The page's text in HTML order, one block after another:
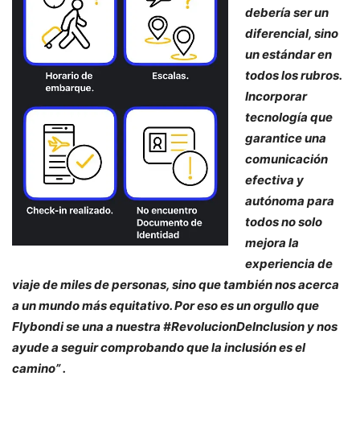
debería ser un
diferencial, sino
un estándar en
todos los rubros.
Incorporar
tecnología que
garantice una
comunicación
efectiva y
autónoma para
todos no solo
mejora la
experiencia de
viaje de miles de personas, sino que también nos acerca
a un mundo más equitativo. Por eso es un orgullo que
Flybondi se una a nuestra #RevolucionDeInclusion y nos
ayude a seguir comprobando que la inclusión es el
camino” .